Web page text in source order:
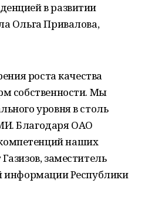
в развитии
Ольга Привалова,
роста качества
собственности. Мы
уровня в столь
Благодаря ОАО
наших
заместитель
информации Республики